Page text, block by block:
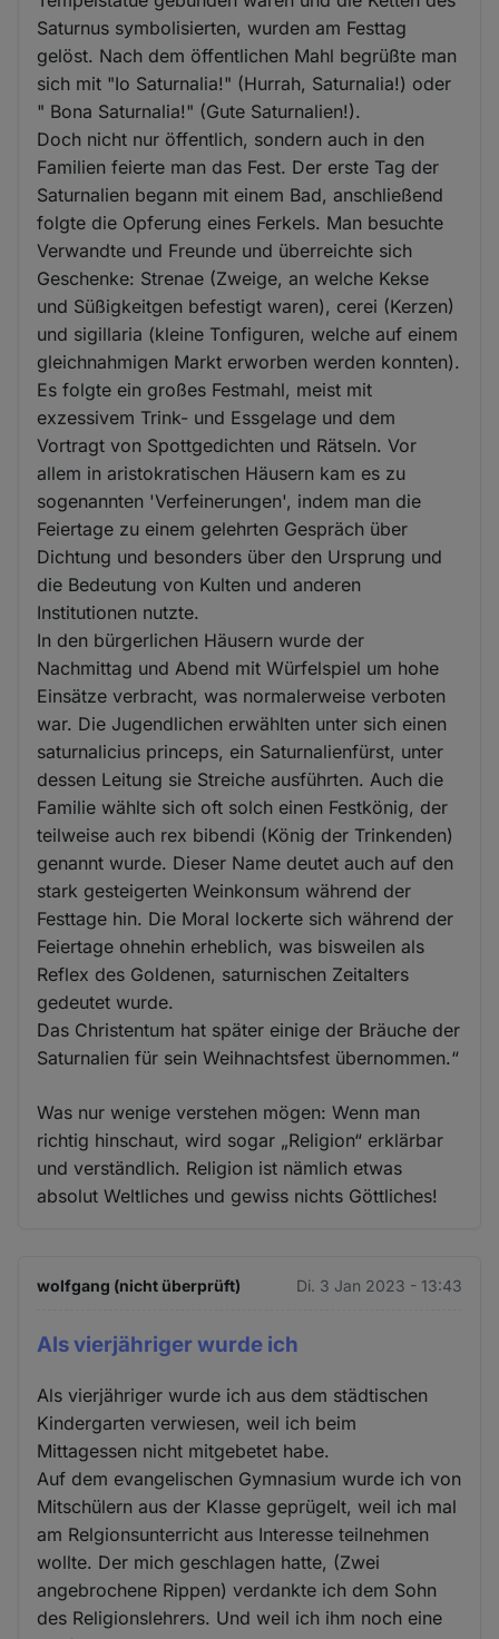
Saturnus symbolisierten, wurden am Festtag
gelöst. Nach dem öffentlichen Mahl begrüßte man
sich mit "Io Saturnalia!" (Hurrah, Saturnalia!) oder
" Bona Saturnalia!" (Gute Saturnalien!).
Doch nicht nur öffentlich, sondern auch in den
Familien feierte man das Fest. Der erste Tag der
Saturnalien begann mit einem Bad, anschließend
folgte die Opferung eines Ferkels. Man besuchte
Verwandte und Freunde und überreichte sich
Geschenke: Strenae (Zweige, an welche Kekse
und Süßigkeitgen befestigt waren), cerei (Kerzen)
und sigillaria (kleine Tonfiguren, welche auf einem
gleichnahmigen Markt erworben werden konnten).
Es folgte ein großes Festmahl, meist mit
exzessivem Trink- und Essgelage und dem
Vortragt von Spottgedichten und Rätseln. Vor
allem in aristokratischen Häusern kam es zu
sogenannten 'Verfeinerungen', indem man die
Feiertage zu einem gelehrten Gespräch über
Dichtung und besonders über den Ursprung und
die Bedeutung von Kulten und anderen
Institutionen nutzte.
In den bürgerlichen Häusern wurde der
Nachmittag und Abend mit Würfelspiel um hohe
Einsätze verbracht, was normalerweise verboten
war. Die Jugendlichen erwählten unter sich einen
saturnalicius princeps, ein Saturnalienfürst, unter
dessen Leitung sie Streiche ausführten. Auch die
Familie wählte sich oft solch einen Festkönig, der
teilweise auch rex bibendi (König der Trinkenden)
genannt wurde. Dieser Name deutet auch auf den
stark gesteigerten Weinkonsum während der
Festtage hin. Die Moral lockerte sich während der
Feiertage ohnehin erheblich, was bisweilen als
Reflex des Goldenen, saturnischen Zeitalters
gedeutet wurde.
Das Christentum hat später einige der Bräuche der
Saturnalien für sein Weihnachtsfest übernommen.“
Was nur wenige verstehen mögen: Wenn man
richtig hinschaut, wird sogar „Religion“ erklärbar
und verständlich. Religion ist nämlich etwas
absolut Weltliches und gewiss nichts Göttliches!
wolfgang (nicht überprüft) Di. 3 Jan 2023 - 13:43
Als vierjähriger wurde ich
Als vierjähriger wurde ich aus dem städtischen
Kindergarten verwiesen, weil ich beim
Mittagessen nicht mitgebetet habe.
Auf dem evangelischen Gymnasium wurde ich von
Mitschülern aus der Klasse geprügelt, weil ich mal
am Relgionsunterricht aus Interesse teilnehmen
wollte. Der mich geschlagen hatte, (Zwei
angebrochene Rippen) verdankte ich dem Sohn
des Religionslehrers. Und weil ich ihm noch eine